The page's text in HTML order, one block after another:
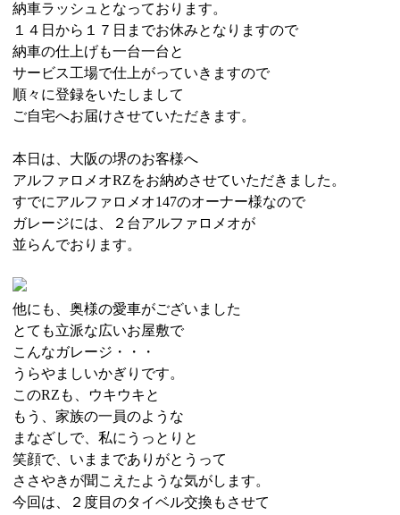
納車ラッシュとなっております。
１４日から１７日までお休みとなりますので
納車の仕上げも一台一台と
サービス工場で仕上がっていきますので
順々に登録をいたしまして
ご自宅へお届けさせていただきます。
本日は、大阪の堺のお客様へ
アルファロメオRZをお納めさせていただきました。
すでにアルファロメオ147のオーナー様なので
ガレージには、２台アルファロメオが
並らんでおります。
他にも、奥様の愛車がございました
とても立派な広いお屋敷で
こんなガレージ・・・
うらやましいかぎりです。
このRZも、ウキウキと
もう、家族の一員のような
まなざしで、私にうっとりと
笑顔で、いままでありがとうって
ささやきが聞こえたような気がします。
今回は、２度目のタイベル交換もさせて